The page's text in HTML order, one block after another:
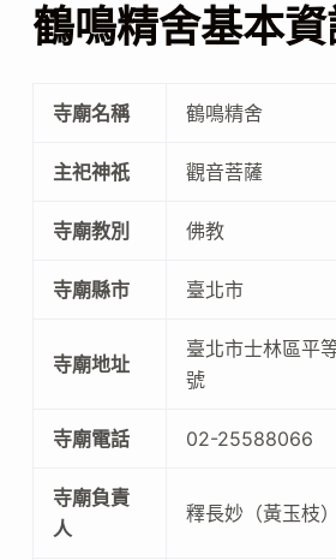
鶴鳴精舍基本
寺廟名稱 鶴鳴精舍
主祀神祇 觀音菩薩
寺廟教別 佛教
寺廟縣市 臺北市
寺廟地址
臺北市士林區平
號
寺廟電話 02-25588066
寺廟負責
人
釋長妙（黃玉枝）